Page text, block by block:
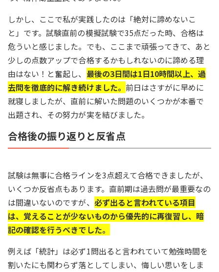
しかし、ここで私が実践したのは「絶対に諦めないこ
と」です。試験直前の模擬試験で35点だった時、合格は
危ういと感じました。でも、ここまで頑張ってきて、あと
少しの点数アップで合格するかもしれないのに諦める理
由はない！と奮起し、 最後の3日間は1日10時間以上、過
去問を徹底的に解き続けました。 前日はさすがに早めに
就寝しましたが、直前に解いた問題のいくつかが本番で
出題され、その努力が実を結びました。
合格後の振り返りと反省点
試験は無事に合格ラインを3点超えて合格できましたが、
いくつか反省点もあります。直前期は過去問が最重要なの
は間違いないのですが、 必ず出ると言われている項目
は、覚えることが少ないものから優先的に再復習し、暗
記の確認を行うべきでした。
例えば「統計」は必ず1問出ると言われていて勉強時間を
割いたにも関わらず落としてしまい、悔しい思いをしま